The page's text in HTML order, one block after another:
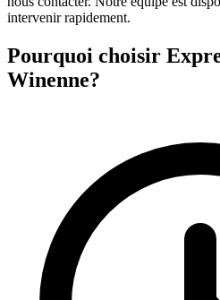
intervenir rapidement.
Pourquoi choisir
Winenne?